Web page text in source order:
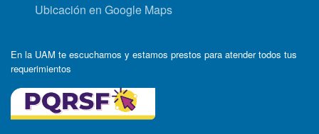
Ubicación en Google Maps
En la UAM te escuchamos y estamos prestos para atender todos tus
requerimientos